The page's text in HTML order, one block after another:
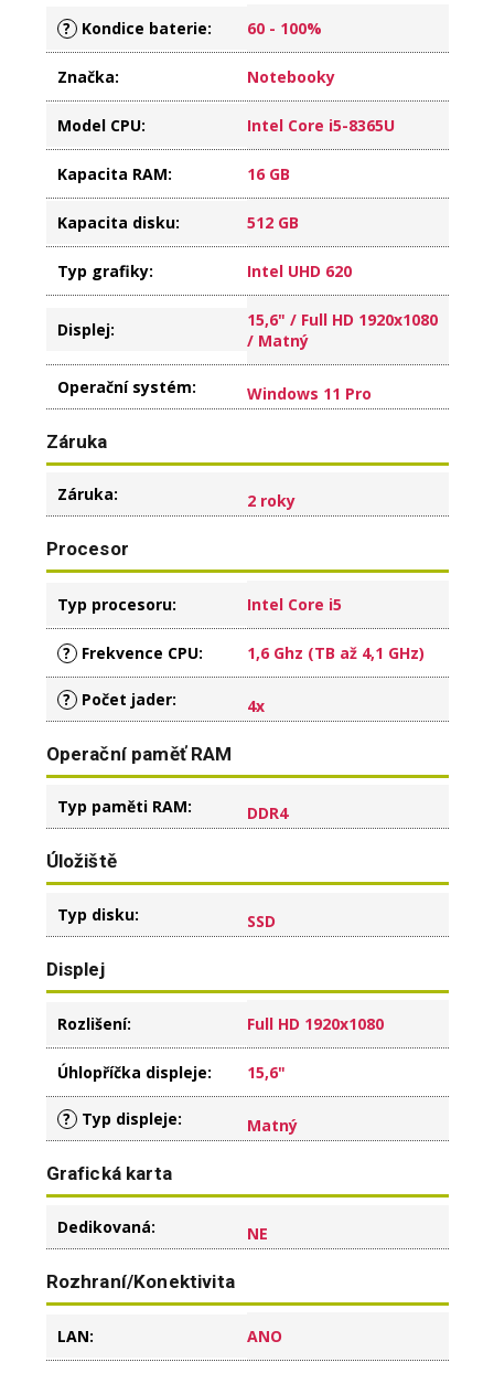
? Kondice baterie: 60 - 100%
Značka: Notebooky
Model CPU: Intel Core i5-8365U
Kapacita RAM: 16 GB
Kapacita disku: 512 GB
Typ grafiky: Intel UHD 620
Displej:
15,6" / Full HD 1920x1080
/ Matný
Operační systém: Windows 11 Pro
Záruka
Záruka: 2 roky
Procesor
Typ procesoru: Intel Core i5
? Frekvence CPU: 1,6 Ghz (TB až 4,1 GHz)
? Počet jader: 4x
Operační paměť RAM
Typ paměti RAM: DDR4
Úložiště
Typ disku: SSD
Displej
Rozlišení: Full HD 1920x1080
Úhlopříčka displeje: 15,6"
? Typ displeje: Matný
Grafická karta
Dedikovaná: NE
Rozhraní/Konektivita
LAN: ANO